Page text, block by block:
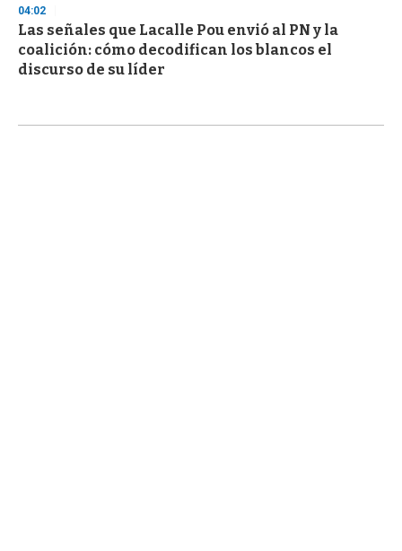
04:02
Las señales que Lacalle Pou envió al PN y la
coalición: cómo decodifican los blancos el
discurso de su líder